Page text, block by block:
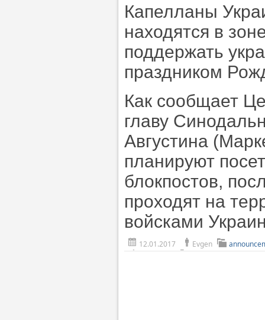
Капелланы
находятся в
поддержать
праздником
Как сообщает
главу
Августина
планируют
блокпостов,
проходят на
войсками
12.01.2017 Evgen